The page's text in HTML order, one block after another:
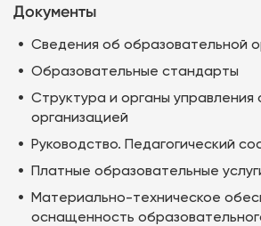
Документы
Сведения об образовательной
Образовательные стандарты
Структура и органы управления
организацией
Руководство. Педагогический
Платные образовательные
Материально-техническое
оснащенность